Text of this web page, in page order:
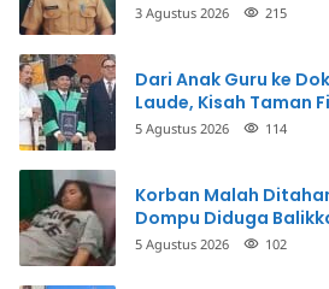
3 Agustus 2026 215
Dari Anak Guru ke
Laude, Kisah Taman
5 Agustus 2026 114
Korban Malah
Dompu Diduga
Penganiayaan
5 Agustus 2026 102